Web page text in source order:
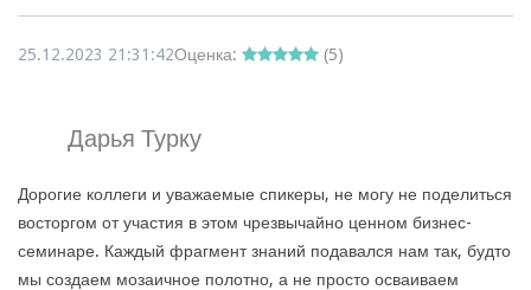
25.12.2023 21:31:42Оценка: (5)
Дарья Турку
Дорогие коллеги и уважаемые спикеры, не могу не поделиться
восторгом от участия в этом чрезвычайно ценном бизнес-
семинаре. Каждый фрагмент знаний подавался нам так, будто
мы создаем мозаичное полотно, а не просто осваиваем